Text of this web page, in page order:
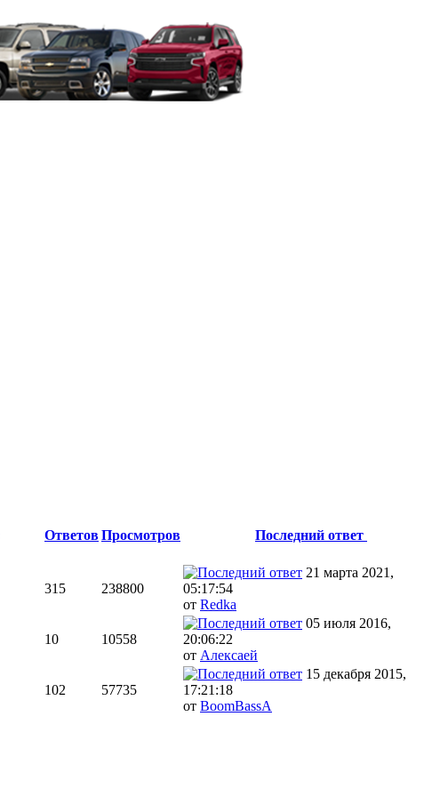
ОтветовПросмотров
Последний ответ
315 238800
21 марта 2021,
05:17:54
от Redka
10 10558
05 июля 2016,
20:06:22
от Алексаей
102 57735
15 декабря 2015,
17:21:18
от BoomBassA